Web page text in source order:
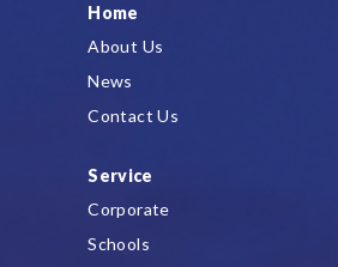
Home
About Us
News
Contact Us
Service
Corporate
Schools